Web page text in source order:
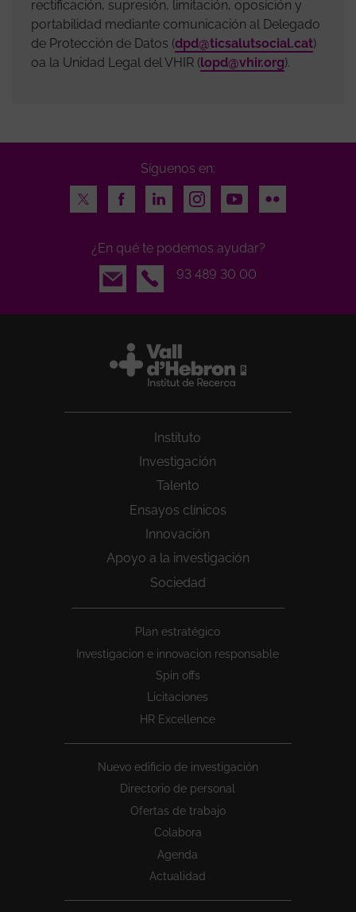
rectificación, supresión, limitación, oposición y
portabilidad mediante comunicación al Delegado
de Protección de Datos (dpd@ticsalutsocial.cat)
oa la Unidad Legal del VHIR (lopd@vhir.org).
Síguenos en:
Twitter
FacebookLinkedInInstagramYoutubeFlickr
¿En qué te podemos ayudar?
Email
93 489 30 00
Instituto
Investigación
Talento
Ensayos clínicos
Innovación
Apoyo a la investigación
Sociedad
Plan estratégico
Investigacion e innovacion responsable
Spin offs
Licitaciones
HR Excellence
Nuevo edificio de investigación
Directorio de personal
Ofertas de trabajo
Colabora
Agenda
Actualidad